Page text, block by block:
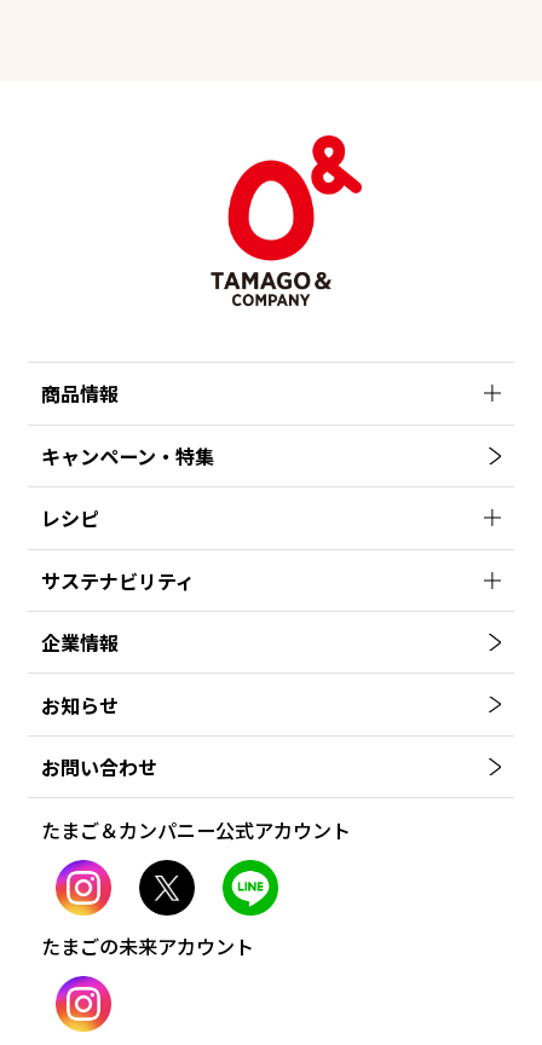
商品情報
キャンペーン・特集
レシピ
サステナビリティ
企業情報
お知らせ
お問い合わせ
たまご＆カンパニー公式アカウント
たまごの未来アカウント